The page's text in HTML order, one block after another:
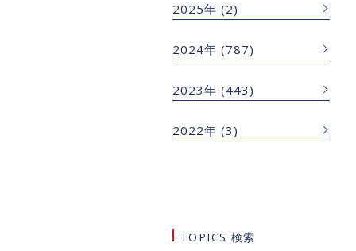
2025年 (2)
2024年 (787)
2023年 (443)
2022年 (3)
TOPICS 検索